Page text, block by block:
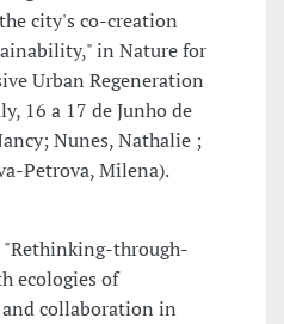
city's co-creation
in Nature for
Urban Regeneration
16 a 17 de Junho de
Nunes, Nathalie ;
Petrova, Milena).
"Rethinking-through-
ecologies of
collaboration in